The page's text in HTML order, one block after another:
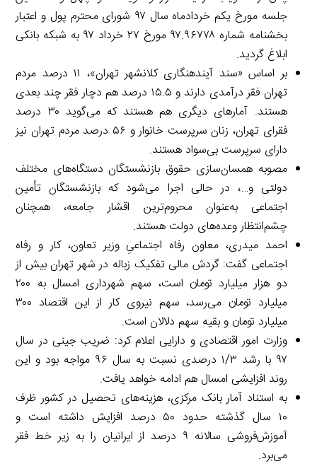
جلسه مورخ یکم خردادماه سال ۹۷ شورای محترم پول و اعتبار
بخشنامه شماره ۹۷.۹۶۷۷۸ مورخ ۲۷ خرداد ۹۷ به شبکه بانکی
ابلاغ گردید.
بر اساس «سند آینده­نگاری کلان­شهر تهران»، ۱۱ درصد مردم
تهران فقر درآمدی دارند و ۱۵.۵ درصد هم دچار فقر چند بعدی
هستند. آمارهای دیگری هم هستند که می‌گوید ۳۰ درصد
فقرای تهران، زنان سرپرست خانوار و ۵۶ درصد مردم تهران نیز
دارای سرپرست بی‌سواد هستند.
مصوبه همسان‌سازی حقوق بازنشستگان دستگاه‌های مختلف
دولتی و…، در حالی اجرا می‌شود که بازنشستگان تأمین
اجتماعی به‌عنوان محروم‌ترین اقشار جامعه، همچنان
چشم‌انتظار وعده‌های دولت هستند.
احمد میدری، معاون رفاه اجتماعیِ وزیر تعاون، کار و رفاه
اجتماعی گفت: گردش مالی تفکیک زباله در شهر تهران بیش از
دو هزار میلیارد تومان است، سهم شهرداری امسال به ۲۰۰
میلیارد تومان می‌رسد، سهم نیروی کار از این اقتصاد ۳۰۰
میلیارد تومان و بقیه سهم دلالان است.
وزارت امور اقتصادی و دارایی اعلام کرد:‌ ضریب جینی در سال
۹۷ با رشد ۱/۳ درصدی نسبت به سال ۹۶ مواجه بود و این
روند افزایشی امسال هم ادامه خواهد یافت.
به استناد آمار بانک مرکزی، هزینه‌های تحصیل در کشور ظرف
۱۰ سال گذشته حدود ۵۰ درصد افزایش داشته است و
آموزش‌فروشی سالانه ۹ درصد از ایرانیان را به زیر خط فقر
می‌برد.